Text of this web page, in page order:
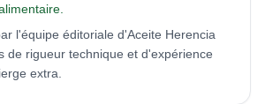
l'équipe éditoriale d'Aceite Herencia
de rigueur technique et d'expérience
extra.